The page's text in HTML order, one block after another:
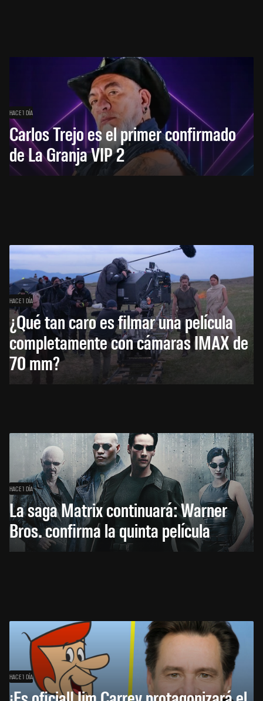
HACE 1 DÍA
Carlos Trejo es el primer confirmado
de La Granja VIP 2
HACE 1 DÍA
¿Qué tan caro es filmar una película
completamente con cámaras IMAX de
70 mm?
HACE 1 DÍA
La saga Matrix continuará: Warner
Bros. confirma la quinta película
HACE 1 DÍA